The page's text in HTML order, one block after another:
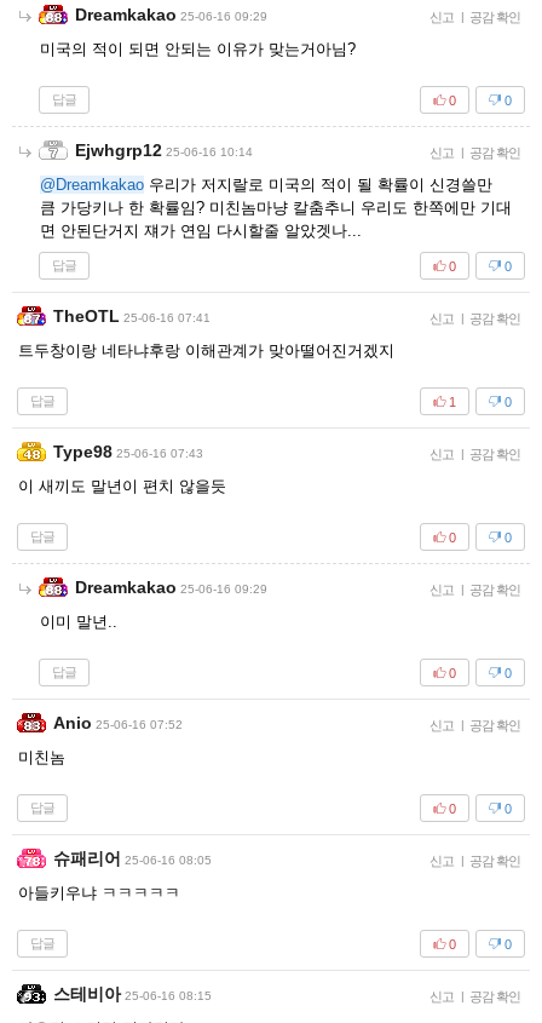
Dreamkakao 25-06-16 09:29 신고 | 공감 확인
미국의 적이 되면 안되는 이유가 맞는거아님?
답글 0
0
Ejwhgrp12 25-06-16 10:14 신고 | 공감 확인
@Dreamkakao 우리가 저지랄로 미국의 적이 될 확률이 신경쓸만
큼 가당키나 한 확률임? 미친놈마냥 칼춤추니 우리도 한쪽에만 기대
면 안된단거지 쟤가 연임 다시할줄 알았겟나...
답글 0
0
TheOTL 25-06-16 07:41 신고 | 공감 확인
트두창이랑 네타냐후랑 이해관계가 맞아떨어진거겠지
답글 0
1
Type98 25-06-16 07:43 신고 | 공감 확인
이 새끼도 말년이 편치 않을듯
답글 0
0
Dreamkakao 25-06-16 09:29 신고 | 공감 확인
이미 말년..
답글 0
0
Anio 25-06-16 07:52 신고 | 공감 확인
미친놈
답글 0
0
슈패리어 25-06-16 08:05 신고 | 공감 확인
아들키우냐 ㅋㅋㅋㅋㅋ
답글 0
0
스테비아 25-06-16 08:15 신고 | 공감 확인